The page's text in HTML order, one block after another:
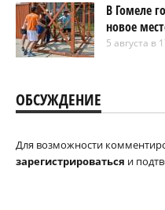
В Гомеле
новое
5 августа в
ОБСУЖДЕНИЕ
Для возможности
зарегистрироваться и